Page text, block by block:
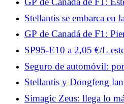
nuevos productos Haas
Stellantis se embarca en
¿hacia el regreso del
GP de Canadá de F1:
accidente en Miami
SP95-E10 a 2,05 €/L
alcanza su nivel más alto
Seguro de automóvil:
todavía subestiman el
Stellantis y Dongfeng
coches se producirán en
Simagic Zeus: llega lo